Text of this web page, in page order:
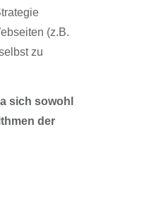
(z.B.
zu
sich sowohl
der